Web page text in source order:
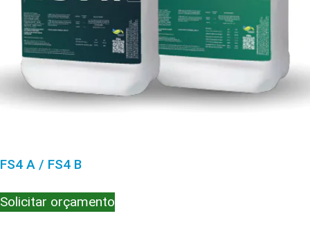
FS4 A / FS4 B
Solicitar orçamento